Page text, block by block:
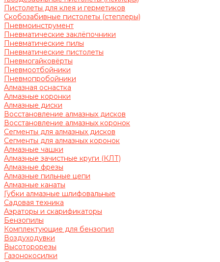
Пистолеты для клея и герметиков
Скобозабивные пистолеты (степлеры)
Пневмоинструмент
Пневматические заклёпочники
Пневматические пилы
Пневматические пистолеты
Пневмогайковёрты
Пневмоотбойники
Пневмопробойники
Алмазная оснастка
Алмазные коронки
Алмазные диски
Восстановление алмазных дисков
Восстановление алмазных коронок
Сегменты для алмазных дисков
Сегменты для алмазных коронок
Алмазные чашки
Алмазные зачистные круги (КЛТ)
Алмазные фрезы
Алмазные пильные цепи
Алмазные канаты
Губки алмазные шлифовальные
Садовая техника
Аэраторы и скарификаторы
Бензопилы
Комплектующие для бензопил
Воздуходувки
Высоторорезы
Газонокосилки